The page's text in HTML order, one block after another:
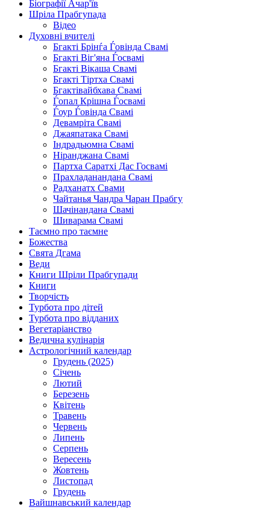
Біографії Ачар'їв
Шріла Прабгупада
Відео
Духовні вчителі
Бгакті Брінѓа Ѓовінда Свамі
Бгакті Віг'яна Ѓосвамі
Бгакті Вікаша Свамі
Бгакті Тіртха Свамі
Бгактівайбхава Свамі
Ѓопал Крішна Ѓосвамі
Ѓоур Ѓовінда Свамі
Девамріта Свамі
Джаяпатака Свамі
Індрадьюмна Свамі
Ніранджана Свамі
Партха Саратхі Дас Госвамі
Прахладанандана Свамі
Радханатх Свами
Чайтанья Чандра Чаран Прабгу
Шачінандана Свамі
Шиварама Свамі
Таємно про таємне
Божества
Свята Дгама
Веди
Книги Шріли Прабгупади
Книги
Творчість
Турбота про дітей
Турбота про відданих
Вегетаріанство
Ведична кулінарія
Астрологічний календар
Грудень (2025)
Січень
Лютий
Березень
Квітень
Травень
Червень
Липень
Серпень
Вересень
Жовтень
Листопад
Грудень
Вайшнавський календар